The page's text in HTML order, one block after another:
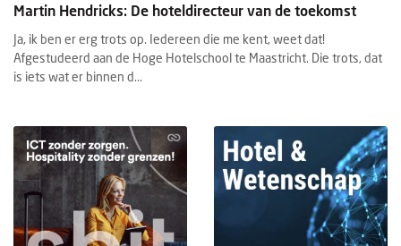
Martin Hendricks: De hoteldirecteur van de toekomst
Ja, ik ben er erg trots op. Iedereen die me kent, weet dat!
Afgestudeerd aan de Hoge Hotelschool te Maastricht. Die trots, dat
is iets wat er binnen d...